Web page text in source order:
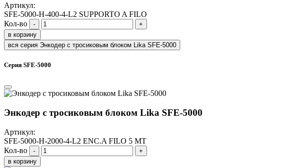
Артикул:
SFE-5000-H-400-4-L2 SUPPORTO A FILO
Кол-во
-
+
в корзину
вся серия Энкодер с тросиковым блоком Lika SFE-5000
Серия SFE-5000
Энкодер с тросиковым блоком Lika SFE-5000
Артикул:
SFE-5000-H-2000-4-L2 ENC.A FILO 5 MT
Кол-во
-
+
в корзину